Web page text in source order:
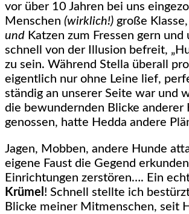
vor über 10 Jahren bei uns
Menschen (wirklich!) große
und Katzen zum Fressen gern und
schnell von der Illusion befreit,
zu sein. Während Stella überall
eigentlich nur ohne Leine lief,
ständig an unserer Seite war und
die bewundernden Blicke anderer
genossen, hatte Hedda andere
Jagen, Mobben, andere Hunde
eigene Faust die Gegend
Einrichtungen zerstören…. Ein
Krümel ! Schnell stellte ich
Blicke meiner Mitmenschen, seit